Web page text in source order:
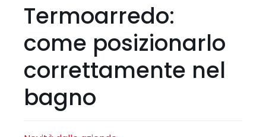
Chi siamo
Termoarredo:
come posizionarlo
correttamente nel
bagno